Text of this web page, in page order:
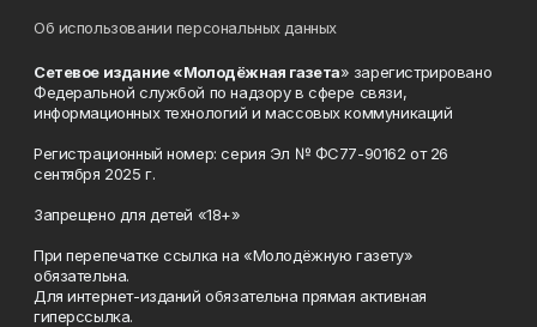
Об использовании персональных данных
Сетевое издание «Молодёжная газета» зарегистрировано
Федеральной службой по надзору в сфере связи,
информационных технологий и массовых коммуникаций
Регистрационный номер: серия Эл № ФС77-90162 от 26
сентября 2025 г.
Запрещено для детей «18+»
При перепечатке ссылка на «Молодёжную газету»
обязательна.
Для интернет-изданий обязательна прямая активная
гиперссылка.